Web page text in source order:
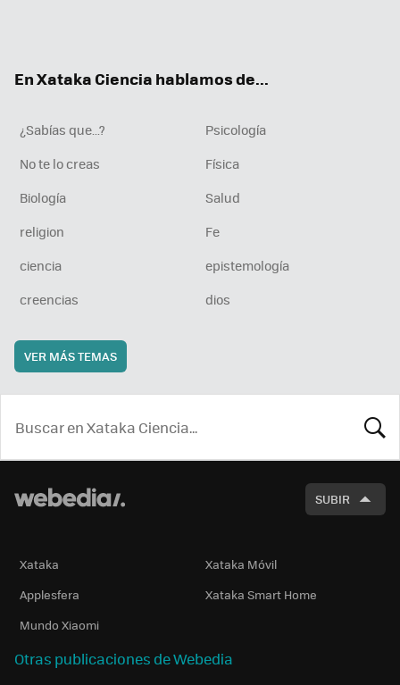
En Xataka Ciencia hablamos de...
¿Sabías que...?
Psicología
No te lo creas
Física
Biología
Salud
religion
Fe
ciencia
epistemología
creencias
dios
VER MÁS TEMAS
SUBIR
Xataka
Xataka Móvil
Applesfera
Xataka Smart Home
Mundo Xiaomi
Otras publicaciones de Webedia